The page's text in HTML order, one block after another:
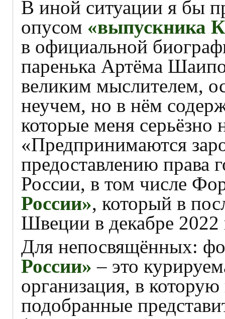
В иной ситуации я бы
опусом «выпускника
в официальной
паренька Артёма
великим мыслителем,
неучем, но в нём
которые меня серьёзно
«Предпринимаются
предоставлению права
России, в том числе
России», который в
Швеции в декабре 2022
Для непосвящённых:
России» – это
организация, в
подобранные